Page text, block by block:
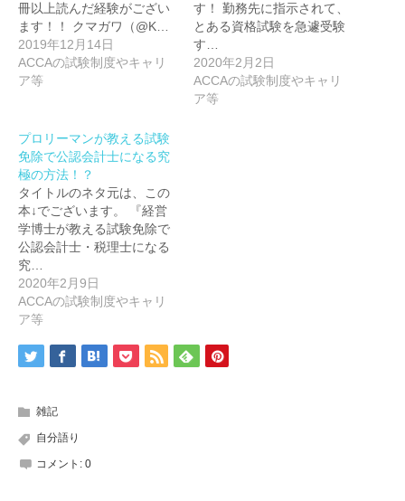
冊以上読んだ経験がござい
ます！！ クマガワ（@K…
2019年12月14日
ACCAの試験制度やキャリ
ア等
す！ 勤務先に指示されて、
とある資格試験を急遽受験
す…
2020年2月2日
ACCAの試験制度やキャリ
ア等
プロリーマンが教える試験
免除で公認会計士になる究
極の方法！？
タイトルのネタ元は、この
本↓でございます。 『経営
学博士が教える試験免除で
公認会計士・税理士になる
究…
2020年2月9日
ACCAの試験制度やキャリ
ア等
雑記
自分語り
コメント: 0